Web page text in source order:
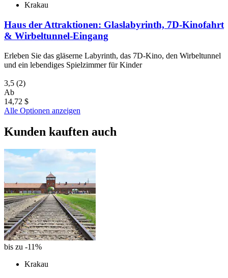
Krakau
Haus der Attraktionen: Glaslabyrinth, 7D-Kinofahrt
& Wirbeltunnel-Eingang
Erleben Sie das gläserne Labyrinth, das 7D-Kino, den Wirbeltunnel
und ein lebendiges Spielzimmer für Kinder
3,5 (2)
Ab
14,72 $
Alle Optionen anzeigen
Kunden kauften auch
bis zu -11%
Krakau